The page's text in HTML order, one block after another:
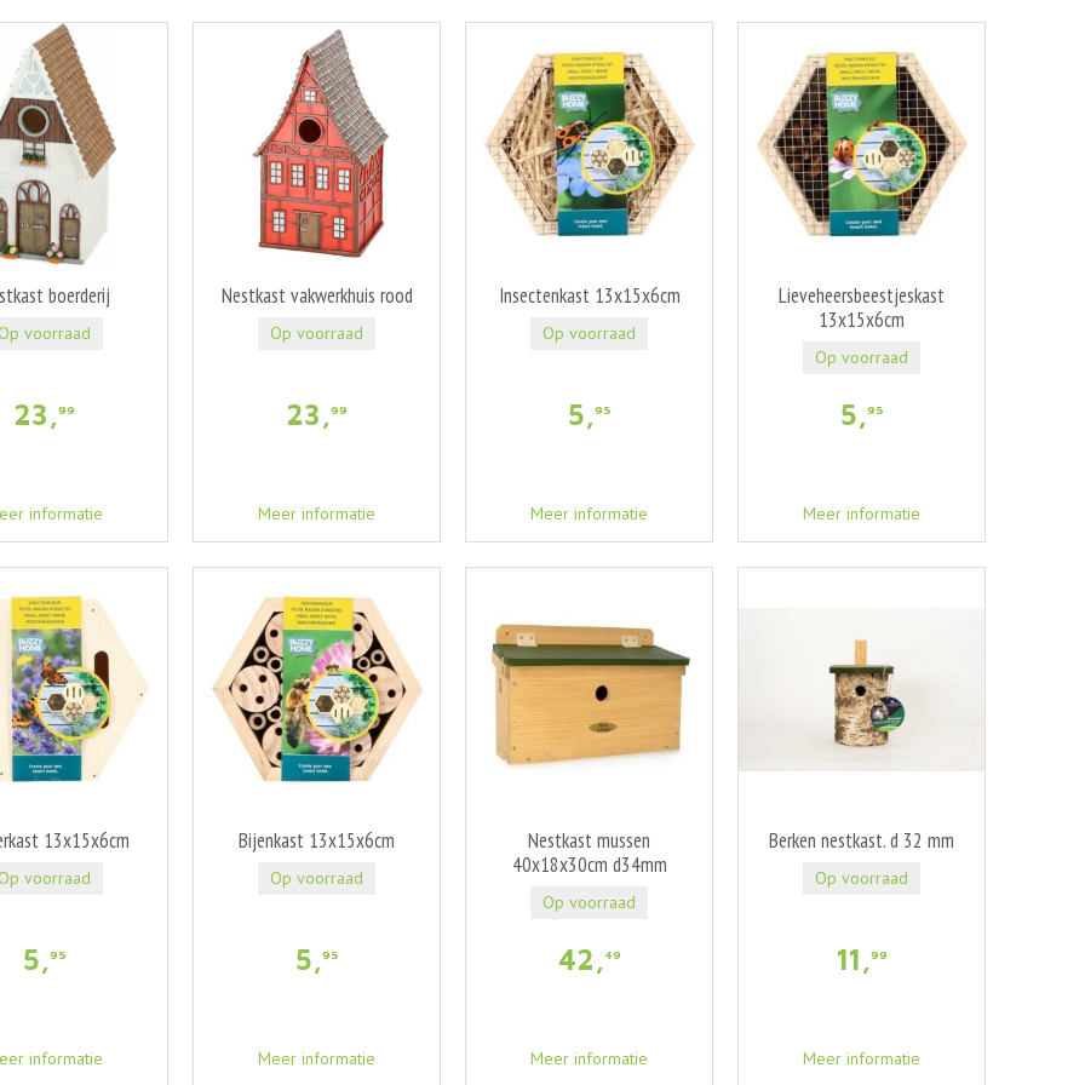
boerderij
23,99
informatie
voorraad
Nestkast vakwerkhuis rood
23,99
Meer informatie
Op voorraad
Insectenkast 13x15x6cm
5,95
Meer informatie
Op voorraad
Lieveheersbeestjeskast
13x15x6cm
5,95
Meer informatie
Op voorraad
13x15x6cm
5,95
informatie
voorraad
Bijenkast 13x15x6cm
5,95
Meer informatie
Op voorraad
Nestkast mussen
40x18x30cm d34mm
42,49
Meer informatie
Op voorraad
Berken nestkast. d 32 mm
11,99
Meer informatie
Op voorraad